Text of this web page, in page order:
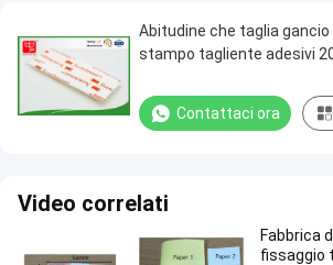
Abitudine che taglia gancio
stampo tagliente adesivi
Contattaci ora
Video correlati
Fabbrica
fissaggio